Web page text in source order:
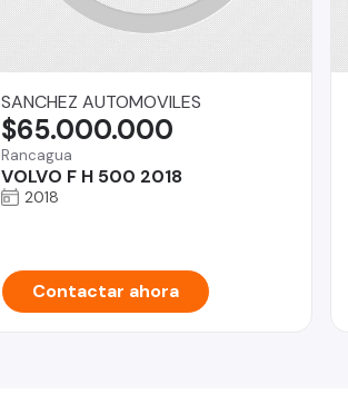
SANCHEZ AUTOMOVILES
Rancagua
VOLVO F H 500 2018
$65.000.000
2018
Contactar ahora